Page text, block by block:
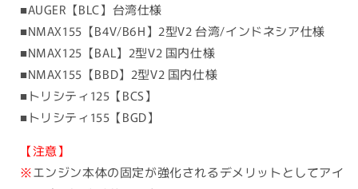
■AUGER【BLC】台湾仕様
■NMAX155【B4V/B6H】2型V2 台湾/インドネシア仕様
■NMAX125【BAL】2型V2 国内仕様
■NMAX155【BBD】2型V2 国内仕様
■トリシティ125【BCS】
■トリシティ155【BGD】
【注意】
※エンジン本体の固定が強化されるデメリットとしてアイ